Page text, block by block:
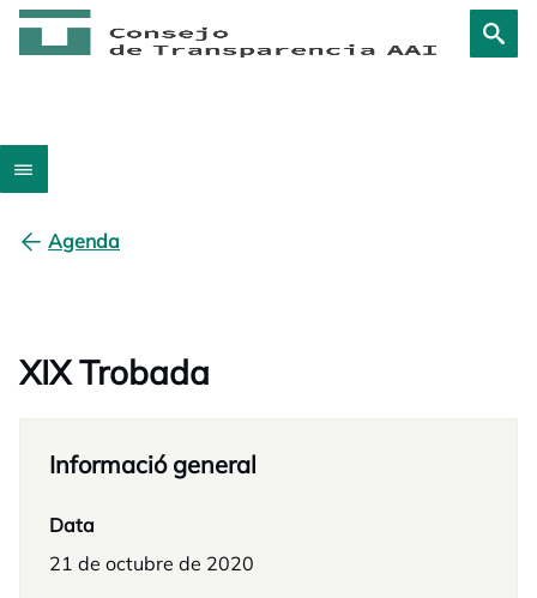
Agenda
XIX Trobada
Informació general
Data
21 de octubre de 2020